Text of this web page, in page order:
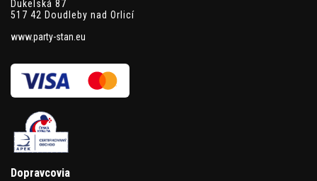
Dukelská 87
517 42 Doudleby nad Orlicí
www.party-stan.eu
Dopravcovia